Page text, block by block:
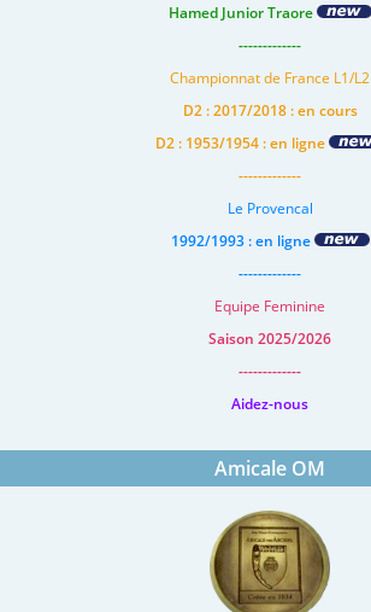
Hamed Junior Traore
-------------
Championnat de France L1/L2
D2 : 2017/2018 : en cours
D2 : 1953/1954 : en ligne
-------------
Le Provencal
1992/1993 : en ligne
-------------
Equipe Feminine
Saison 2025/2026
-------------
Aidez-nous
Amicale OM